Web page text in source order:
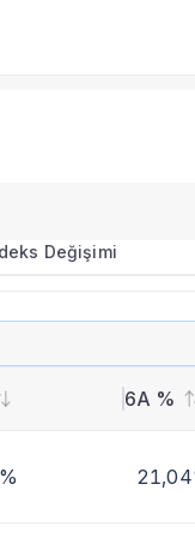
metrikleri
benzer fonları
Değişimi
6A %